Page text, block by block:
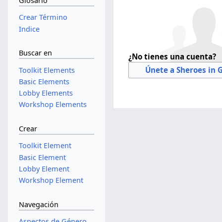
¿No tienes una cuenta?
Únete a Sheroes in
Crear Término
Indice
Buscar en
Toolkit Elements
Basic Elements
Lobby Elements
Workshop Elements
Crear
Toolkit Element
Basic Element
Lobby Element
Workshop Element
Navegación